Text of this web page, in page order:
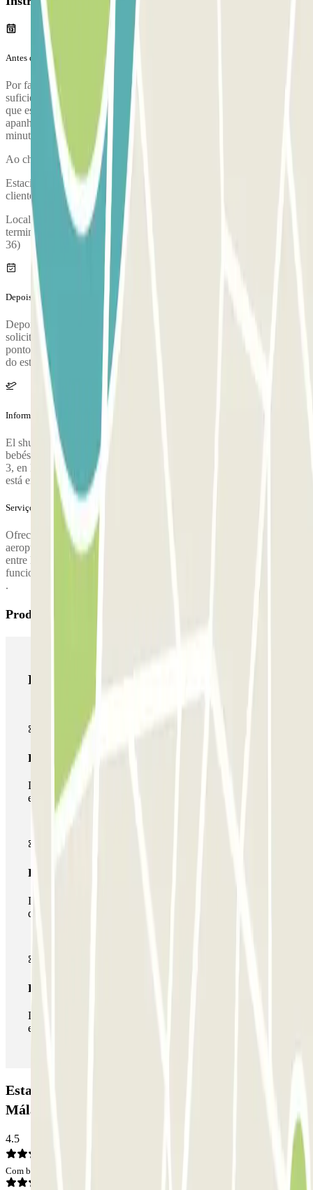
Antes da tua viagem
Por favor, chega ao parque de estacionamento com antecedência
suficiente. Tem em consideração que o processo de check-in, desde
que estacionas, passando pela comprovação da tua reserva e até que
apanhas a camioneta para o aeroporto, dura aproximadamente 10
minutos
Ao chegares, irá realizar-se uma inspeção do teu veículo.
Estaciona o teu veículo e dirige-te ao posto de atendimento ao
cliente para validares a tua reserva.
Localização do posto de atendimento ao cliente: A 200 metros de la
terminal del aeropuerto (Avda. del Comandante García Morato nº
36)
Depois da tua viagem
Depois de pegar as suas malas, ligue para o estacionamento para
solicitar a coleta. Durante a chamada, uma pessoa irá confirmar o
ponto de encontro no terminal do aeroporto. O número de telefone
do estacionamento será fornecido após a reserva ser feita.
Informação adicional
El shuttle dispone de 9 plazas. Es necesario solicitar la silla para
bebés. El punto donde te deja el shuttle a la ida está en la Terminal
3, en la puerta de salidas. El punto de recogida del shuttle a la vuelta
está en la Terminal 2, al final del tunel de la zona de llegadas.
Serviços extra (não incluídos no preço)
Ofrecen servicio Valet (recogida y entrega del vehículo en el
aeropuerto) por un suplemento de 5€. Este servicio sólo será válido
entre las 07:00 y las 23:00 horas, fuera de este horario solo
funcionará el shuttle. Otros servicios extra como el lavado del coche
.
Produtos Parclick
Produtos Parclick
Passe simples
Durante a sua estadia, só poderá entrar e sair do parque de
estacionamento uma vez.
Passe multiestacionamento
Durante a sua estadia, pode utilizar toda a rede de parques
de estacionamento deste operador disponível em Parclick.
Passe ilimitado
Durante a sua estadia, pode entrar e sair do parque de
estacionamento as vezes que quiser.
Estacionamento Airport Picasso - Aeropuerto de
Málaga - descubierto: Opiniões
4.5
Com base em 5 opiniões